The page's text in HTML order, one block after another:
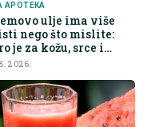
APOTEKA
ulje ima više
nego što mislite:
je za kožu, srce i
apetita
2026.